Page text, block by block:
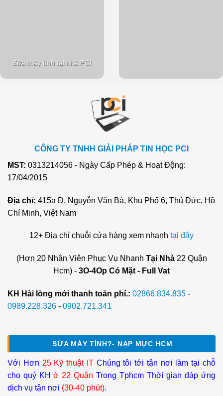
Sửa máy tính tại nhà PCI
CÔNG TY TNHH GIẢI PHÁP TIN HỌC PCI
MST: 0313214056 - Ngày Cấp Phép & Hoạt Động:
17/04/2015
Địa chỉ: 415a Đ. Nguyễn Văn Bá, Khu Phố 6, Thủ Đức, Hồ
Chí Minh, Việt Nam
12+ Địa chỉ chuỗi cửa hàng xem nhanh tại đây
(Hơn 20 Nhân Viên Phục Vụ Nhanh Tại Nhà22 Quận
Hcm) - 3O-4Op Có Mặt - Full Vat
KH Hài lòng mới thanh toán phí.: 02866.834.835 -
0989.228.326 - 0902.721.341
SỬA MÁY TÍNH?- NẠP MỰC HCM
Với Hơn 25 Kỹ thuật ITChúng tôi tới tận nơi làm tại chỗ
cho quý KHở 22 Quận Trong Tphcm Thời gian đáp ứng
dịch vụ tận nơi (30-40 phút).